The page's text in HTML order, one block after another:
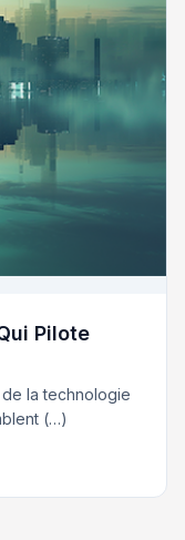
Pilote
la technologie
(…)